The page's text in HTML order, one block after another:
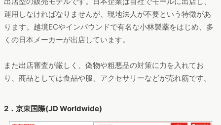
運用しなければなりませんが、現地法人が不要という特徴があ
ります。越境ECやインバウンドで有名な小林製薬をはじめ、多
くの日本メーカーが出店しています。
また出店審査が厳しく、偽物や粗悪品の対策に力を入れてお
り、商品としては食品や服、アクセサリーなどが売れ筋です。
2．京東国際(JD Worldwide)